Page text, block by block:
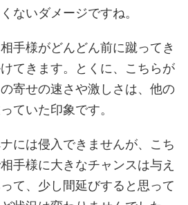
ないダメージですね。
手様がどんどん前に蹴ってき
てきます。とくに、こちらが
寄せの速さや激しさは、他の
ていた印象です。
には侵入できませんが、こち
手様に大きなチャンスは与え
て、少し間延びすると思って